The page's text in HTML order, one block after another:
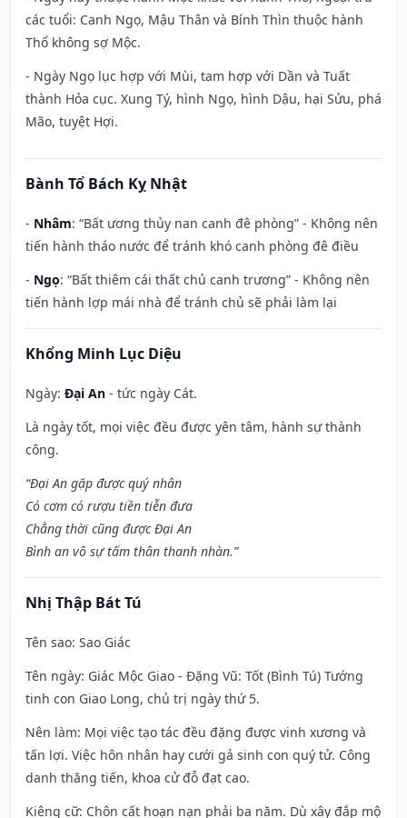
các tuổi: Canh Ngọ, Mậu Thân và Bính Thìn thuộc hành
Thổ không sợ Mộc.
- Ngày Ngọ lục hợp với Mùi, tam hợp với Dần và Tuất
thành Hỏa cục. Xung Tý, hình Ngọ, hình Dậu, hại Sửu, phá
Mão, tuyệt Hợi.
Bành Tổ Bách Kỵ Nhật
- Nhâm: “Bất ương thủy nan canh đê phòng” - Không nên
tiến hành tháo nước để tránh khó canh phòng đê điều
- Ngọ: “Bất thiêm cái thất chủ canh trương” - Không nên
tiến hành lợp mái nhà để tránh chủ sẽ phải làm lại
Khổng Minh Lục Diệu
Ngày: Đại An - tức ngày Cát.
Là ngày tốt, mọi việc đều được yên tâm, hành sự thành
công.
“Đại An gặp được quý nhân
Có cơm có rượu tiền tiễn đưa
Chẳng thời cũng được Đại An
Bình an vô sự tấm thân thanh nhàn.”
Nhị Thập Bát Tú
Tên sao: Sao Giác
Tên ngày: Giác Mộc Giao - Đặng Vũ: Tốt (Bình Tú) Tướng
tinh con Giao Long, chủ trị ngày thứ 5.
Nên làm: Mọi việc tạo tác đều đặng được vinh xương và
tấn lợi. Việc hôn nhân hay cưới gả sinh con quý tử. Công
danh thăng tiến, khoa cử đỗ đạt cao.
Kiêng cữ: Chôn cất hoạn nạn phải ba năm. Dù xây đắp mộ